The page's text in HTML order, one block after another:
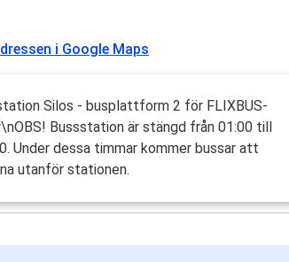
i Google Maps
Silos - busplattform 2 för FLIXBUS-
Bussstation är stängd från 01:00 till
Under dessa timmar kommer bussar att
utanför stationen.